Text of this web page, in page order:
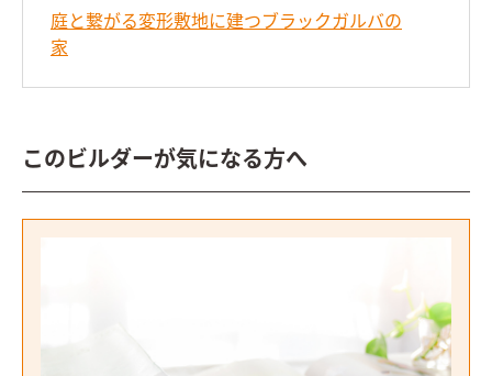
庭と繋がる変形敷地に建つブラックガルバの
家
このビルダーが気になる方へ